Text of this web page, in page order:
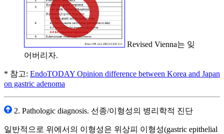
Revised Vienna는 잊
어버리자.
* 참고: EndoTODAY Opinion difference between Korea and Japan
on gastric adenoma
2. Pathologic diagnosis. 선종/이형성의 병리학적 진단
일반적으로 위에서의 이형성은 위상피 이형성(gastric epithelial